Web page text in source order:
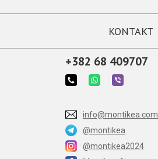
KONTAKT
+382 68 409707
info@montikea.com
@montikea
@montikea2024